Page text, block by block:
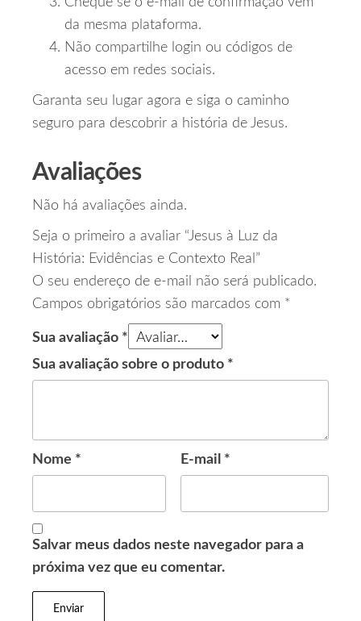
da mesma plataforma.
Não compartilhe login ou códigos de
acesso em redes sociais.
Garanta seu lugar agora e siga o caminho
seguro para descobrir a história de Jesus.
Avaliações
Não há avaliações ainda.
Seja o primeiro a avaliar “Jesus à Luz da
História: Evidências e Contexto Real”
O seu endereço de e-mail não será publicado.
Campos obrigatórios são marcados com *
Sua avaliação *
Sua avaliação sobre o produto *
Nome * E-mail *
Salvar meus dados neste navegador para a
próxima vez que eu comentar.